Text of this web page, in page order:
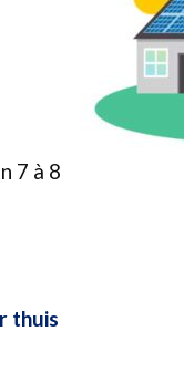
7 à 8
thuis